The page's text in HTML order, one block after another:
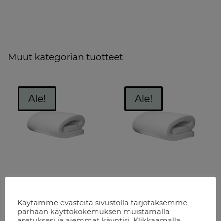
Muut kategorian tuotteet
Ale!
80x200x6cm
Ale!
80x200x7cm
Käytämme evästeitä sivustolla tarjotaksemme
parhaan käyttökokemuksen muistamalla